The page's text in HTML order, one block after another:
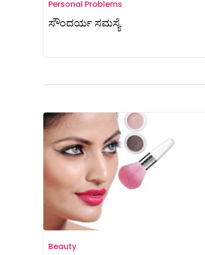
Personal Problems
ಸೌಂದರ್ಯ ಸಮಸ್ಯೆ
Beauty